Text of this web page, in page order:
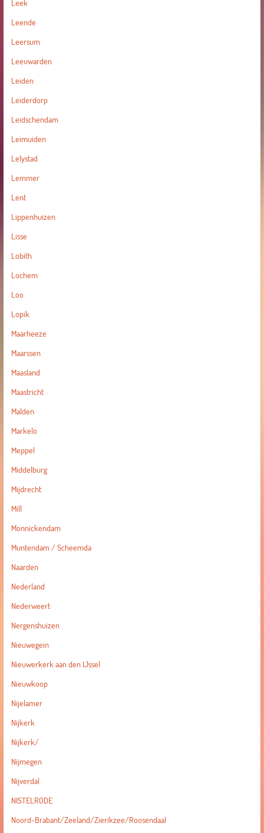
Leek
Leende
Leersum
Leeuwarden
Leiden
Leiderdorp
Leidschendam
Leimuiden
Lelystad
Lemmer
Lent
Lippenhuizen
Lisse
Lobith
Lochem
Loo
Lopik
Maarheeze
Maarssen
Maasland
Maastricht
Malden
Markelo
Meppel
Middelburg
Mijdrecht
Mill
Monnickendam
Muntendam / Scheemda
Naarden
Nederland
Nederweert
Nergenshuizen
Nieuwegein
Nieuwerkerk aan den IJssel
Nieuwkoop
Nijelamer
Nijkerk
Nijkerk/
Nijmegen
Nijverdal
NISTELRODE
Noord-Brabant/Zeeland/Zierikzee/Roosendaal